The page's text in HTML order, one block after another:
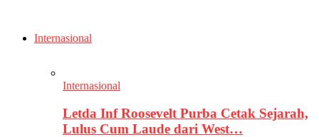
Internasional
Internasional
Letda Inf Roosevelt Purba Cetak Sejarah,
Lulus Cum Laude dari West…